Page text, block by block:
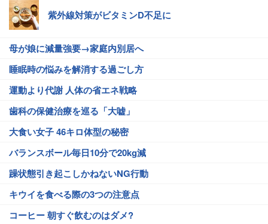
紫外線対策がビタミンD不足に
母が娘に減量強要→家庭内別居へ
睡眠時の悩みを解消する過ごし方
運動より代謝 人体の省エネ戦略
歯科の保健治療を巡る「大嘘」
大食い女子 46キロ体型の秘密
バランスボール毎日10分で20kg減
躁状態引き起こしかねないNG行動
キウイを食べる際の3つの注意点
コーヒー 朝すぐ飲むのはダメ?